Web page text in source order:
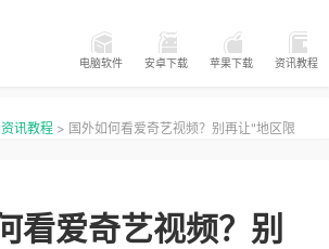
电脑软件 安卓下载 苹果下载 资讯教程
资讯教程 > 国外如何看爱奇艺视频？别再让"地区限
看爱奇艺视频？别